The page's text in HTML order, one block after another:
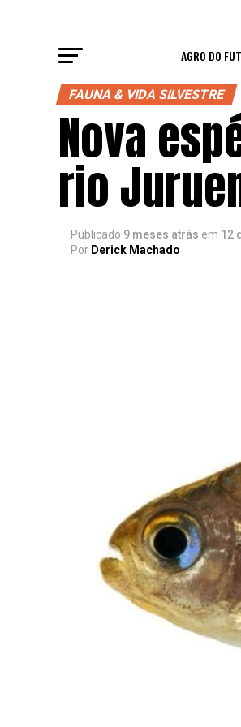
AGRO DO
FAUNA & VIDA SILVESTRE
Nova
rio
Publicado 9 meses atrás em 12
Por Derick Machado